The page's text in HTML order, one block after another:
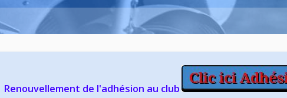
Renouvellement de l'adhésion au club